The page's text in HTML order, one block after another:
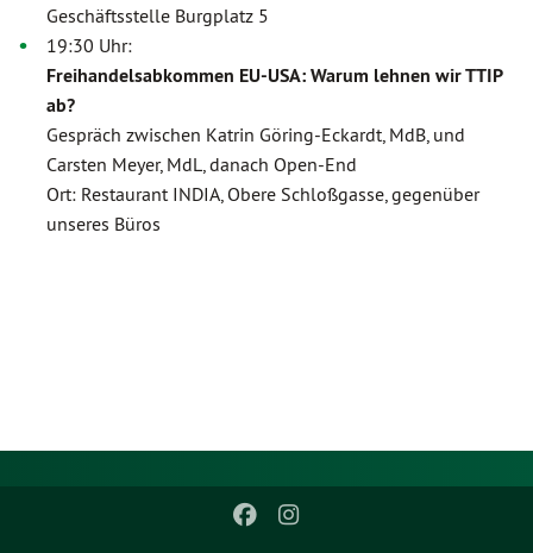
Geschäftsstelle Burgplatz 5
19:30 Uhr:
Freihandelsabkommen EU-USA: Warum lehnen wir TTIP
ab?
Gespräch zwischen Katrin Göring-Eckardt, MdB, und
Carsten Meyer, MdL, danach Open-End
Ort: Restaurant INDIA, Obere Schloßgasse, gegenüber
unseres Büros